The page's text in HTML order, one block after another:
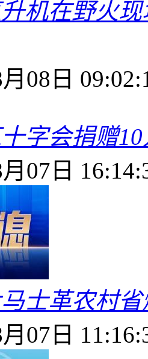
机在野火
08日
字会捐赠
07日
士革农村
07日